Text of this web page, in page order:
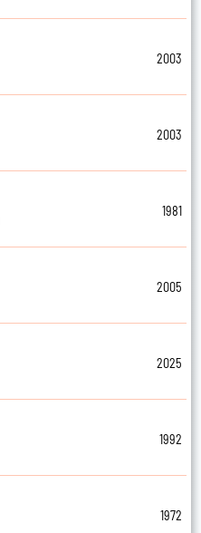
2003
2003
1981
2005
2025
1992
1972